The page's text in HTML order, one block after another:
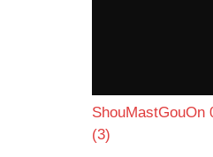
ShouMastGouOn
(3)